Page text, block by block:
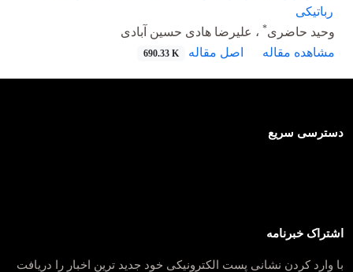
رباتیکی
وحید حاضری* ، علیرضا هادی حسین آبادی
مشاهده مقاله
اصل مقاله 690.33 K
دسترسی سریع
اشتراک خبرنامه
با وارد کردن نشانی پست الکترونیکی خود جدید ترین اخبار را دریافت